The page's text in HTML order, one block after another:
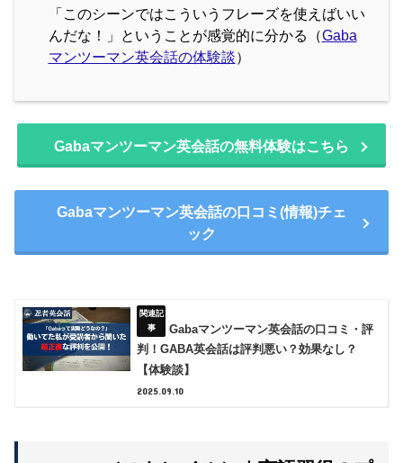
「このシーンではこういうフレーズを使えばいい
んだな！」ということが感覚的に分かる（Gaba
マンツーマン英会話の体験談）
Gabaマンツーマン英会話の無料体験はこちら
Gabaマンツーマン英会話の口コミ(情報)チェ
ック
Gabaマンツーマン英会話の口コミ・評
判！GABA英会話は評判悪い？効果なし？
【体験談】
2025.09.10